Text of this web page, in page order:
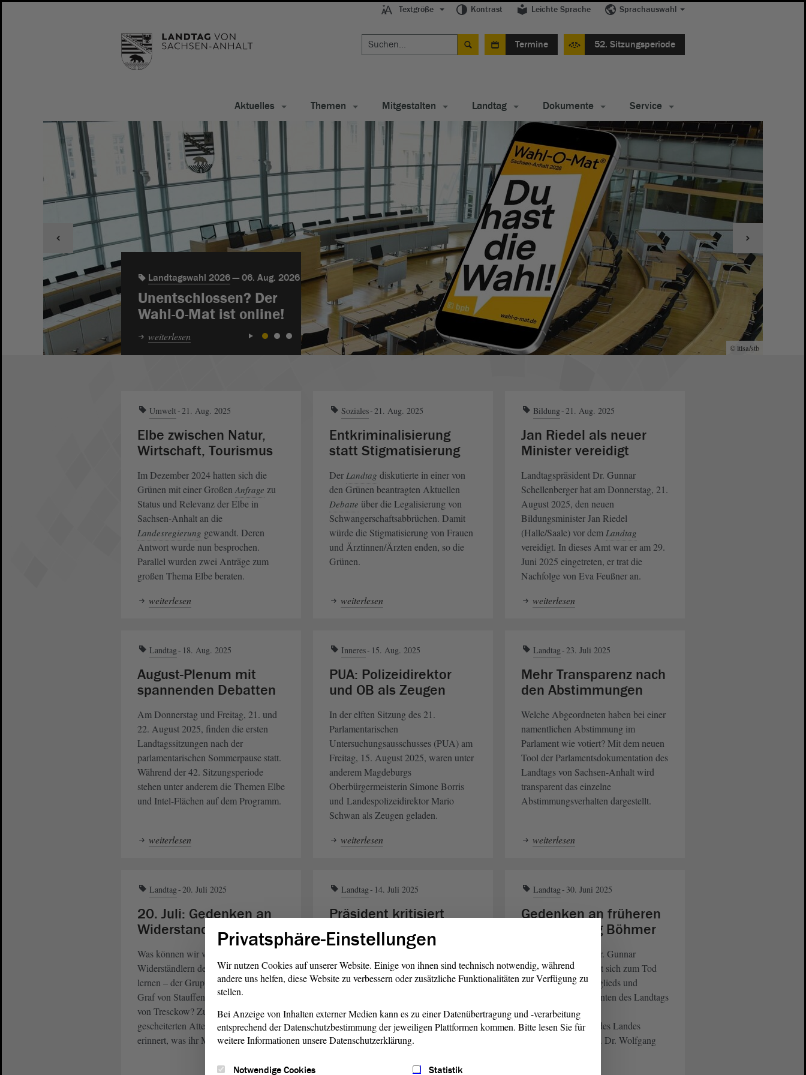
Textgröße Kontrast Leichte Sprache Sprachauswahl
Termine 52. Sitzungsperiode
Aktuelles Themen Mitgestalten Landtag Dokumente Service
© ltlsa/stb
Landtagswahl 2026 06. Aug. 2026
Unentschlossen? Der
Wahl-O-Mat ist online!
weiterlesen
Umwelt 21. Aug. 2025
Elbe zwischen Natur,
Wirtschaft, Tourismus
Im Dezember 2024 hatten sich die
Grünen mit einer Großen Anfrage zu
Status und Relevanz der Elbe in
Sachsen-Anhalt an die
Landesregierung gewandt. Deren
Antwort wurde nun besprochen.
Parallel wurden zwei Anträge zum
großen Thema Elbe beraten.
weiterlesen
Soziales 21. Aug. 2025
Entkriminalisierung
statt Stigmatisierung
Der Landtag diskutierte in einer von
den Grünen beantragten Aktuellen
Debatte über die Legalisierung von
Schwangerschaftsabbrüchen. Damit
würde die Stigmatisierung von Frauen
und Ärztinnen/Ärzten enden, so die
Grünen.
weiterlesen
Bildung 21. Aug. 2025
Jan Riedel als neuer
Minister vereidigt
Landtagspräsident Dr. Gunnar
Schellenberger hat am Donnerstag, 21.
August 2025, den neuen
Bildungsminister Jan Riedel
(Halle/Saale) vor dem Landtag
vereidigt. In dieses Amt war er am 29.
Juni 2025 eingetreten, er trat die
Nachfolge von Eva Feußner an.
weiterlesen
Landtag 18. Aug. 2025
August-Plenum mit
spannenden Debatten
Am Donnerstag und Freitag, 21. und
22. August 2025, finden die ersten
Landtagssitzungen nach der
parlamentarischen Sommerpause statt.
Während der 42. Sitzungsperiode
stehen unter anderem die Themen Elbe
und Intel-Flächen auf dem Programm.
weiterlesen
Inneres 15. Aug. 2025
PUA: Polizeidirektor
und OB als Zeugen
In der elften Sitzung des 21.
Parlamentarischen
Untersuchungsausschusses (PUA) am
Freitag, 15. August 2025, waren unter
anderem Magdeburgs
Oberbürgermeisterin Simone Borris
und Landespolizeidirektor Mario
Schwan als Zeugen geladen.
weiterlesen
Landtag 23. Juli 2025
Mehr Transparenz nach
den Abstimmungen
Welche Abgeordneten haben bei einer
namentlichen Abstimmung im
Parlament wie votiert? Mit dem neuen
Tool der Parlamentsdokumentation des
Landtags von Sachsen-Anhalt wird
transparent das einzelne
Abstimmungsverhalten dargestellt.
weiterlesen
Landtag 20. Juli 2025
20. Juli: Gedenken an
Widerstandsgruppe
Was können wir von den
Widerständlern des 20. Juli 1944
lernen – der Gruppe um Claus Schenk
Graf von Stauffenberg und Henning
von Tresckow? Zum Jahrestag ihres
gescheiterten Attentats wurde daran
erinnert, was ihr Mut uns lehrt.
Landtag 14. Juli 2025
Präsident kritisiert
Staatsanwaltschaft
Schellenberger kritisiert eine
Missachtung der Würde des Parlaments
Magdeburg bei den Durchsuchungen
am 1. Juli 2025. Den vollständigen
Brief finden Sie hier.
Landtag 30. Juni 2025
Gedenken an früheren
MP Wolfgang Böhmer
Landtagspräsident Dr. Gunnar
Schellenberger äußert sich zum Tod
des langjährigen Mitglieds und
früheren Vizepräsidenten des Landtags
und des langjährigen
Ministerpräsidenten des Landes
Sachsen-Anhalt Prof. Dr. Wolfgang
Privatsphäre-Einstellungen
Wir nutzen Cookies auf unserer Website. Einige von ihnen sind technisch notwendig, während
andere uns helfen, diese Website zu verbessern oder zusätzliche Funktionalitäten zur Verfügung zu
stellen.
Bei Anzeige von Inhalten externer Medien kann es zu einer Datenübertragung und -verarbeitung
entsprechend der Datenschutzbestimmung der jeweiligen Plattformen kommen. Bitte lesen Sie für
weitere Informationen unsere Datenschutzerklärung.
Notwendige Cookies
Statistik